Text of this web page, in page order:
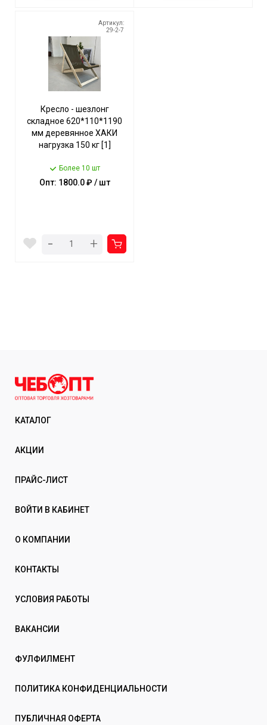
Артикул:
29-2-7
Кресло - шезлонг
складное 620*110*1190
мм деревянное ХАКИ
нагрузка 150 кг [1]
Более 10 шт
Опт: 1800.0 ₽ / шт
- +
КАТАЛОГ
АКЦИИ
ПРАЙС-ЛИСТ
ВОЙТИ В КАБИНЕТ
О КОМПАНИИ
КОНТАКТЫ
УСЛОВИЯ РАБОТЫ
ВАКАНСИИ
ФУЛФИЛМЕНТ
ПОЛИТИКА КОНФИДЕНЦИАЛЬНОСТИ
ПУБЛИЧНАЯ ОФЕРТА